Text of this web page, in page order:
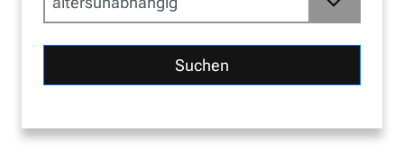
Suchen